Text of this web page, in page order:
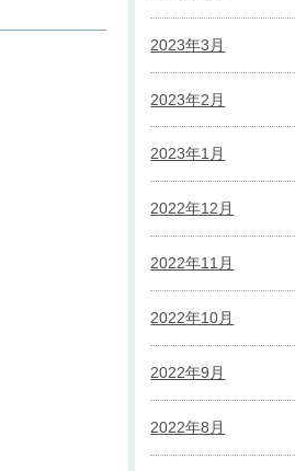
2023年3月
2023年2月
2023年1月
2022年12月
2022年11月
2022年10月
2022年9月
2022年8月